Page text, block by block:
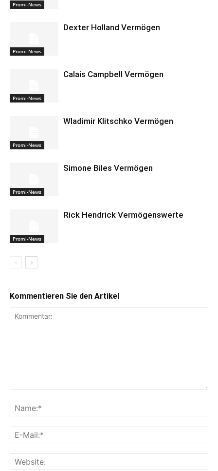
Promi-News
Promi-News
Dexter Holland Vermögen
Promi-News
Calais Campbell Vermögen
Promi-News
Wladimir Klitschko Vermögen
Promi-News
Simone Biles Vermögen
Promi-News
Rick Hendrick Vermögenswerte
Kommentieren Sie den Artikel